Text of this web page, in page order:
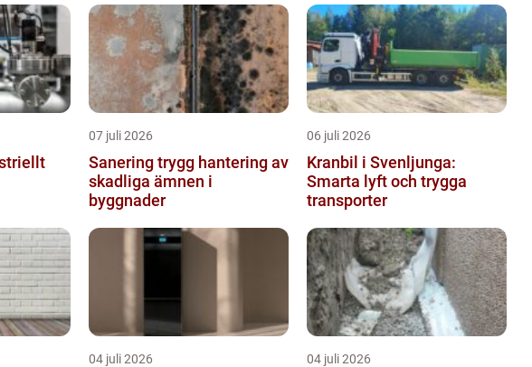
07 juli 2026
Sanering trygg hantering av
skadliga ämnen i
byggnader
06 juli 2026
Kranbil i Svenljunga:
Smarta lyft och trygga
transporter
04 juli 2026 04 juli 2026